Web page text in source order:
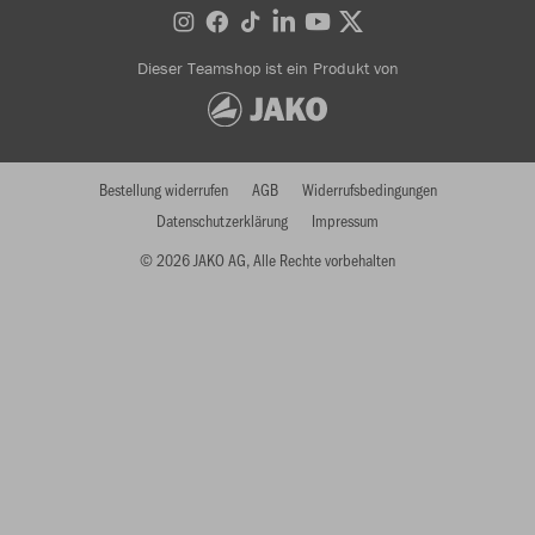
Dieser Teamshop ist ein Produkt von
© 2026 JAKO AG, Alle Rechte vorbehalten
Bestellung widerrufen AGB
Widerrufsbedingungen
Datenschutzerklärung
Impressum